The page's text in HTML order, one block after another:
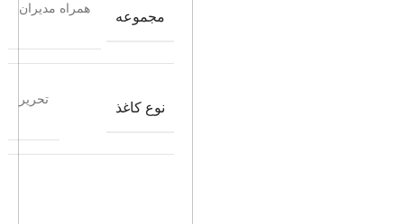
مجموعه
همراه مدیران
نوع کاغذ
تحریر